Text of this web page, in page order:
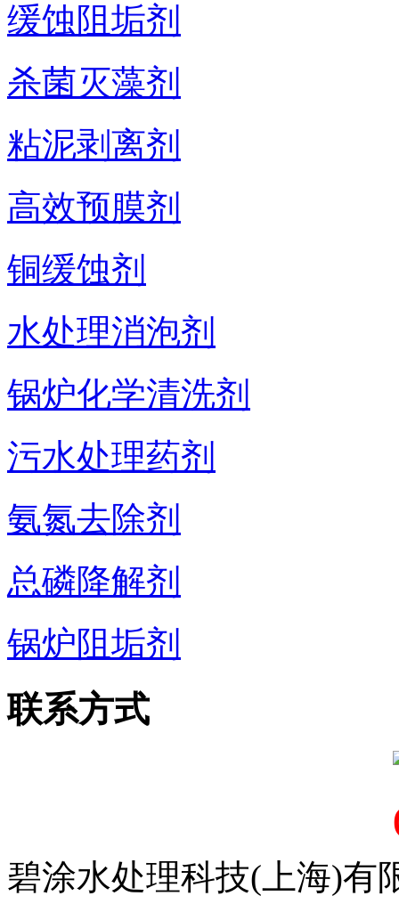
缓蚀阻垢剂
杀菌灭藻剂
粘泥剥离剂
高效预膜剂
铜缓蚀剂
水处理消泡剂
锅炉化学清洗剂
污水处理药剂
氨氮去除剂
总磷降解剂
锅炉阻垢剂
联系方式
碧涂水处理科技(上海)有